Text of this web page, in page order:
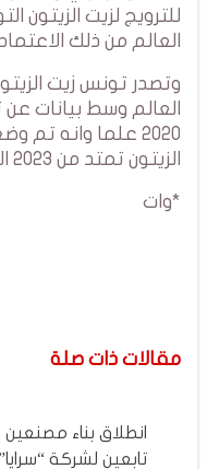
للترويج لزيت
العالم من ذلك
2020 علما وانه
الزيتون تمتد من 2023 الى2027.
*وات
مقالات ذات صلة
انطلاق بناء
تابعين لشركة